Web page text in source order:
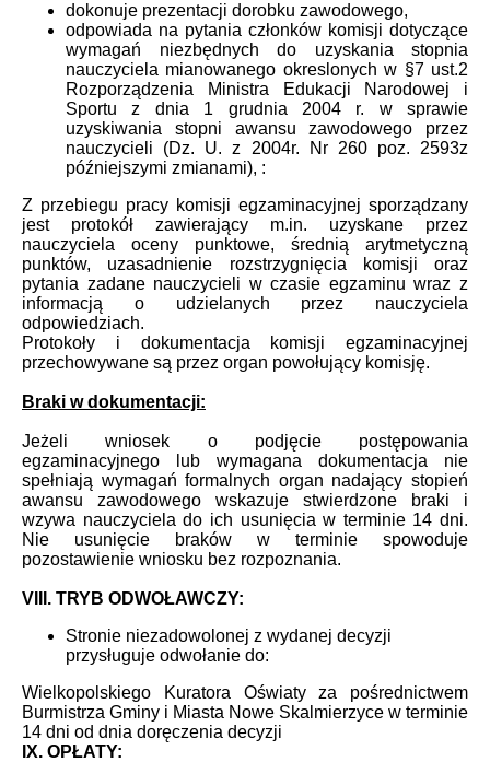
dokonuje prezentacji dorobku zawodowego,
odpowiada na pytania członków komisji dotyczące
wymagań niezbędnych do uzyskania stopnia
nauczyciela mianowanego okreslonych w §7 ust.2
Rozporządzenia Ministra Edukacji Narodowej i
Sportu z dnia 1 grudnia 2004 r. w sprawie
uzyskiwania stopni awansu zawodowego przez
nauczycieli (Dz. U. z 2004r. Nr 260 poz. 2593z
późniejszymi zmianami), :
Z przebiegu pracy komisji egzaminacyjnej sporządzany
jest protokół zawierający m.in. uzyskane przez
nauczyciela oceny punktowe, średnią arytmetyczną
punktów, uzasadnienie rozstrzygnięcia komisji oraz
pytania zadane nauczycieli w czasie egzaminu wraz z
informacją o udzielanych przez nauczyciela
odpowiedziach.
Protokoły i dokumentacja komisji egzaminacyjnej
przechowywane są przez organ powołujący komisję.
Braki w dokumentacji:
Jeżeli wniosek o podjęcie postępowania
egzaminacyjnego lub wymagana dokumentacja nie
spełniają wymagań formalnych organ nadający stopień
awansu zawodowego wskazuje stwierdzone braki i
wzywa nauczyciela do ich usunięcia w terminie 14 dni.
Nie usunięcie braków w terminie spowoduje
pozostawienie wniosku bez rozpoznania.
VIII. TRYB ODWOŁAWCZY:
Stronie niezadowolonej z wydanej decyzji
przysługuje odwołanie do:
Wielkopolskiego Kuratora Oświaty za pośrednictwem
Burmistrza Gminy i Miasta Nowe Skalmierzyce w terminie
14 dni od dnia doręczenia decyzji
IX. OPŁATY: